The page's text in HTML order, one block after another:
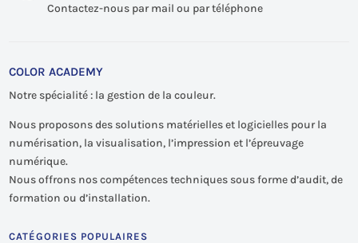
Contactez-nous par mail ou par téléphone
COLOR ACADEMY
Notre spécialité : la gestion de la couleur.
Nous proposons des solutions matérielles et logicielles pour la
numérisation, la visualisation, l’impression et l’épreuvage
numérique.
Nous offrons nos compétences techniques sous forme d’audit, de
formation ou d’installation.
CATÉGORIES POPULAIRES